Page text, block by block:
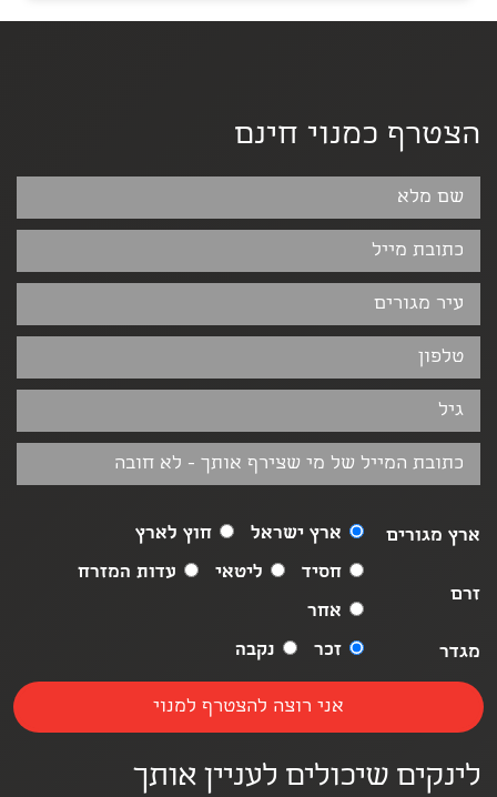
הצטרף כמנוי חינם
ארץ מגורים ארץ ישראל חוץ לארץ
זרם
חסיד ליטאי
עדות המזרח
אחר
מגדר
זכר נקבה
לינקים שיכולים לעניין אותך